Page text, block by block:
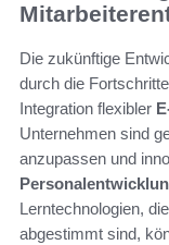
Die zukünftige
durch die
Integration flexibler
Unternehmen sind
anzupassen und
Lerntechnologien,
abgestimmt sind,